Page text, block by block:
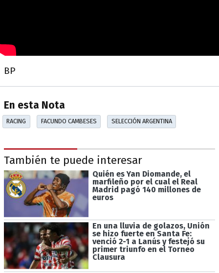
BP
En esta Nota
RACING FACUNDO CAMBESES SELECCIÓN ARGENTINA
También te puede interesar
Quién es Yan Diomande, el
marfileño por el cual el Real
Madrid pagó 140 millones de
euros
En una lluvia de golazos, Unión
se hizo fuerte en Santa Fe:
venció 2-1 a Lanús y festejó su
primer triunfo en el Torneo
Clausura